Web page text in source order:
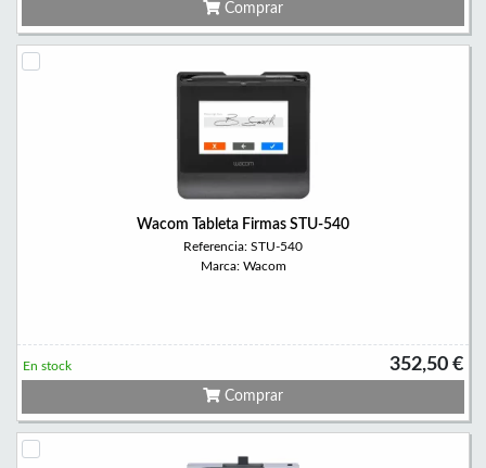
Comprar
Wacom Tableta Firmas STU-540
Referencia: STU-540
Marca: Wacom
352,50 €
En stock
Comprar